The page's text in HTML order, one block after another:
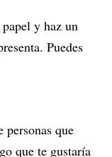
y haz un
Puedes
personas que
que te gustaría